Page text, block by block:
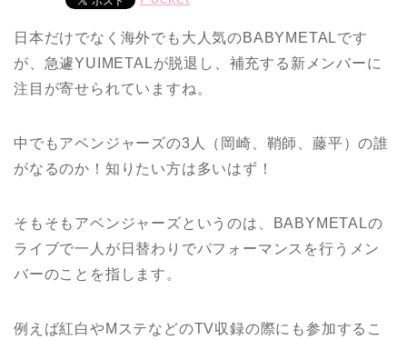
日本だけでなく海外でも大人気のBABYMETALです
が、急遽YUIMETALが脱退し、補充する新メンバーに
注目が寄せられていますね。
中でもアベンジャーズの3人（岡崎、鞘師、藤平）の誰
がなるのか！知りたい方は多いはず！
そもそもアベンジャーズというのは、BABYMETALの
ライブで一人が日替わりでパフォーマンスを行うメン
バーのことを指します。
例えば紅白やMステなどのTV収録の際にも参加するこ